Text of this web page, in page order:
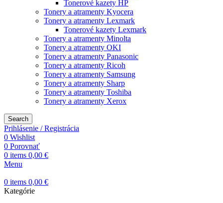
Tonerové kazety HP
Tonery a atramenty Kyocera
Tonery a atramenty Lexmark
Tonerové kazety Lexmark
Tonery a atramenty Minolta
Tonery a atramenty OKI
Tonery a atramenty Panasonic
Tonery a atramenty Ricoh
Tonery a atramenty Samsung
Tonery a atramenty Sharp
Tonery a atramenty Toshiba
Tonery a atramenty Xerox
Search
Prihlásenie / Registrácia
0 Wishlist
0 Porovnať
0 items 0,00 €
Menu
0 items 0,00 €
Kategórie